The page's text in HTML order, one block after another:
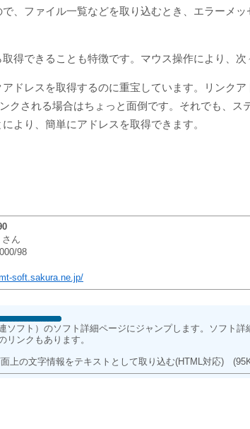
、ファイル一覧などを取り込むとき、エラーメ
得できることも特徴です。マウス操作により、
ドレスを取得するのに重宝しています。リンク
クされる場合はちょっと面倒です。それでも、
より、簡単にアドレスを取得できます。
ん
98
soft.sakura.ne.jp/
ソフト）のソフト詳細ページにジャンプします。ソフト
リンクもあります。
上の文字情報をテキストとして取り込む(HTML対応)